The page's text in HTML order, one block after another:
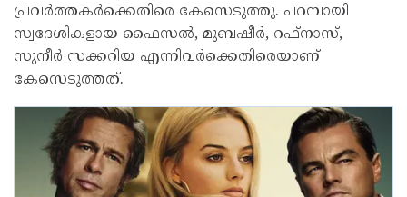
പ്രവർത്തകർക്കെതിരെ കേസെടുത്തു. പറമ്പായി
സ്വദേശികളായ ഫൈസൽ, മുബഷീർ, റഫ്നാസ്,
സുനീർ സക്കറിയ എന്നിവർക്കെതിരെയാണ്
കേസെടുത്തത്.